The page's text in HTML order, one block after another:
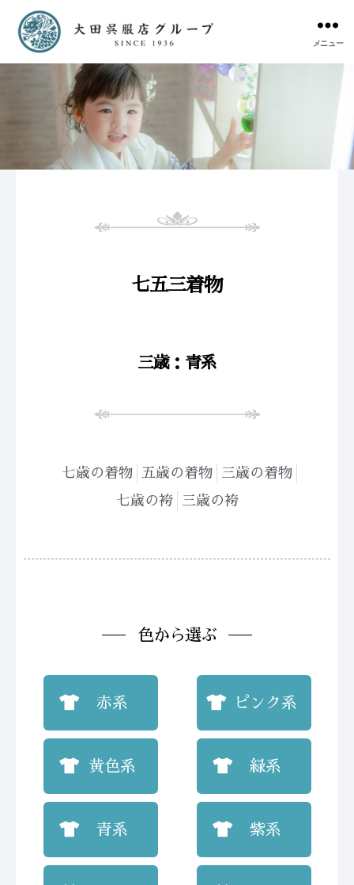
メニュー
七五三着物
三歳：青系
七歳の着物 五歳の着物
三歳の着物
七歳の袴
三歳の袴
色から選ぶ
赤系 ピンク系
黄色系 緑系
青系 紫系